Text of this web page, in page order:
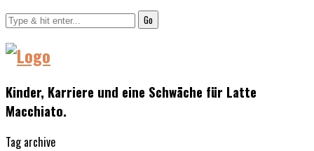
Go
Kinder, Karriere und eine Schwäche für Latte
Macchiato.
Tag archive